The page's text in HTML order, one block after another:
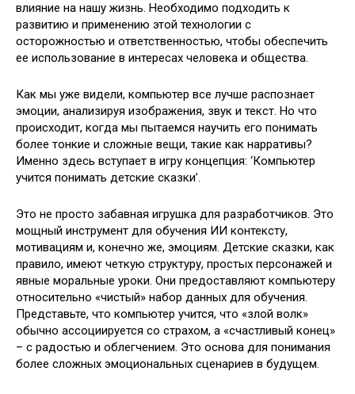
влияние на нашу жизнь. Необходимо подходить к
развитию и применению этой технологии с
осторожностью и ответственностью, чтобы обеспечить
ее использование в интересах человека и общества.
Как мы уже видели, компьютер все лучше распознает
эмоции, анализируя изображения, звук и текст. Но что
происходит, когда мы пытаемся научить его понимать
более тонкие и сложные вещи, такие как нарративы?
Именно здесь вступает в игру концепция: ‘Компьютер
учится понимать детские сказки’.
Это не просто забавная игрушка для разработчиков. Это
мощный инструмент для обучения ИИ контексту,
мотивациям и, конечно же, эмоциям. Детские сказки, как
правило, имеют четкую структуру, простых персонажей и
явные моральные уроки. Они предоставляют компьютеру
относительно «чистый» набор данных для обучения.
Представьте, что компьютер учится, что «злой волк»
обычно ассоциируется со страхом, а «счастливый конец»
– с радостью и облегчением. Это основа для понимания
более сложных эмоциональных сценариев в будущем.